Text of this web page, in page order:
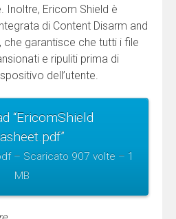
Ericom Shield è
di Content Disarm and
che garantisce che tutti i file
e ripuliti prima di
dell’utente.
“EricomShield
– Scaricato 907 volte – 1
MB